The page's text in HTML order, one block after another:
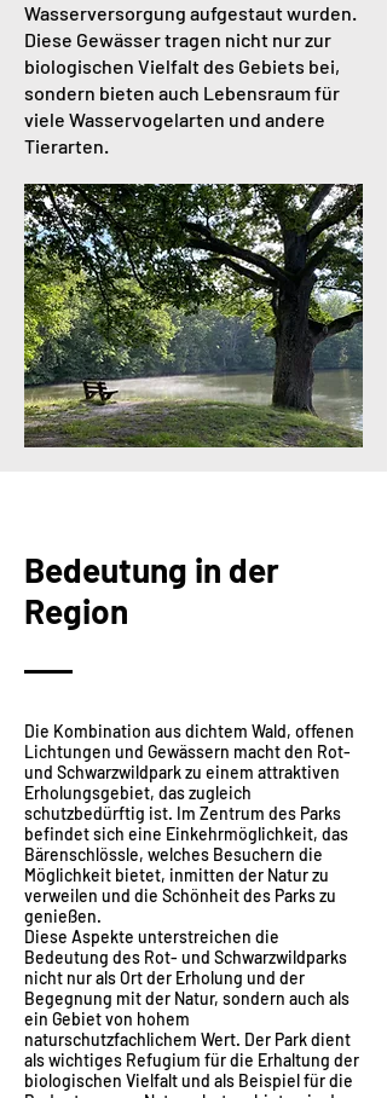
Wasserversorgung aufgestaut wurden.
Diese Gewässer tragen nicht nur zur
biologischen Vielfalt des Gebiets bei,
sondern bieten auch Lebensraum für
viele Wasservogelarten und andere
Tierarten.
Bedeutung in der
Region
Die Kombination aus dichtem Wald, offenen
Lichtungen und Gewässern macht den Rot-
und Schwarzwildpark zu einem attraktiven
Erholungsgebiet, das zugleich
schutzbedürftig ist. Im Zentrum des Parks
befindet sich eine Einkehrmöglichkeit, das
Bärenschlössle, welches Besuchern die
Möglichkeit bietet, inmitten der Natur zu
verweilen und die Schönheit des Parks zu
genießen.
Diese Aspekte unterstreichen die
Bedeutung des Rot- und Schwarzwildparks
nicht nur als Ort der Erholung und der
Begegnung mit der Natur, sondern auch als
ein Gebiet von hohem
naturschutzfachlichem Wert. Der Park dient
als wichtiges Refugium für die Erhaltung der
biologischen Vielfalt und als Beispiel für die